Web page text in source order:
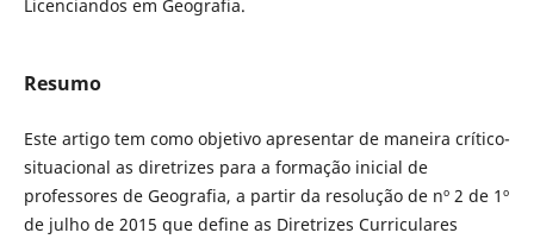
Licenciandos em Geografia.
Resumo
Este artigo tem como objetivo apresentar de maneira crítico-
situacional as diretrizes para a formação inicial de
professores de Geografia, a partir da resolução de nº 2 de 1º
de julho de 2015 que define as Diretrizes Curriculares